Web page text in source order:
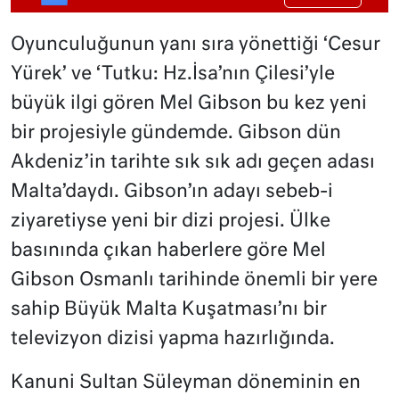
Oyunculuğunun yanı sıra yönettiği ‘Cesur
Yürek’ ve ‘Tutku: Hz.İsa’nın Çilesi’yle
büyük ilgi gören Mel Gibson bu kez yeni
bir projesiyle gündemde. Gibson dün
Akdeniz’in tarihte sık sık adı geçen adası
Malta’daydı. Gibson’ın adayı sebeb-i
ziyaretiyse yeni bir dizi projesi. Ülke
basınında çıkan haberlere göre Mel
Gibson Osmanlı tarihinde önemli bir yere
sahip Büyük Malta Kuşatması’nı bir
televizyon dizisi yapma hazırlığında.
Kanuni Sultan Süleyman döneminin en